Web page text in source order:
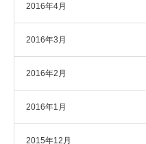
2016年4月
2016年3月
2016年2月
2016年1月
2015年12月